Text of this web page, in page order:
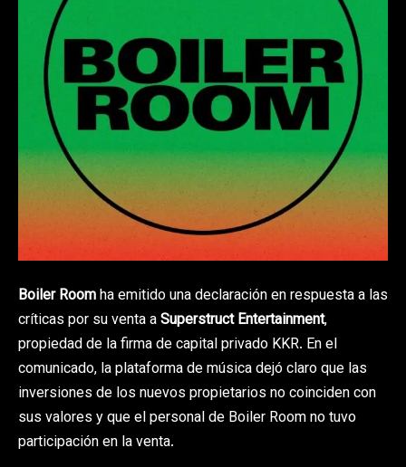
Boiler Roomha emitido una declaración en respuesta a las
críticas por su venta aSuperstruct Entertainment,
propiedad de la firma de capital privado KKR. En el
comunicado, la plataforma de música dejó claro que las
inversiones de los nuevos propietarios no coinciden con
sus valores y que el personal de Boiler Room no tuvo
participación en la venta.